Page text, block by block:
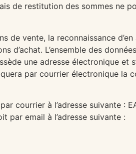
de restitution des sommes ne
de vente, la reconnaissance d’en
d’achat. L’ensemble des
une adresse électronique et
par courrier électronique la
courrier à l’adresse suivante :
par email à l’adresse suivante :